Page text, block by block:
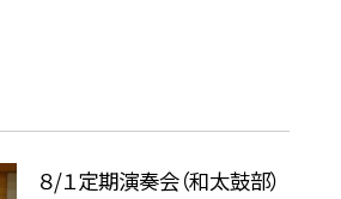
８/１定期演奏会（和太鼓部）